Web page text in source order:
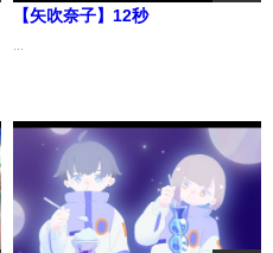
【矢吹奈子】12秒